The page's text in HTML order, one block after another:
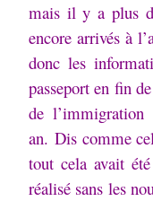
mais il y a plus
encore arrivés à
donc les
passeport en fin
de
an. Dis comme
tout cela avait
réalisé sans les